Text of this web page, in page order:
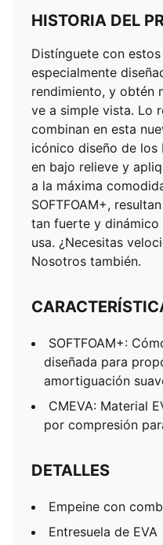
HISTORIA DEL
Distínguete con
especialmente
rendimiento, y obtén
ve a simple vista. Lo
combinan en esta
icónico diseño de los
en bajo relieve y
a la máxima
SOFTFOAM+,
tan fuerte y
usa. ¿Necesitas
Nosotros también.
SOFTFOAM+:
diseñada para
amortiguación
CMEVA: Material
por compresión
DETALLES
Empeine con
Entresuela de EVA